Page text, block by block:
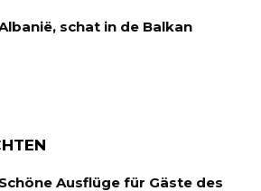
schat in de Balkan
Schöne Ausflüge für Gäste des